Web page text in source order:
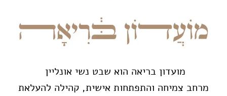
מועדון בריאה הוא שבט נשי אונליין
מרחב צמיחה והתפתחות אישית, קהילה להעלאת